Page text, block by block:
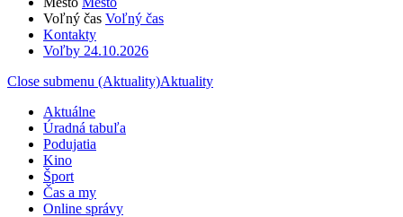
Voľný čas Voľný čas
Kontakty
Voľby 24.10.2026
Close submenu (Aktuality)Aktuality
Aktuálne
Úradná tabuľa
Podujatia
Kino
Šport
Čas a my
Online správy